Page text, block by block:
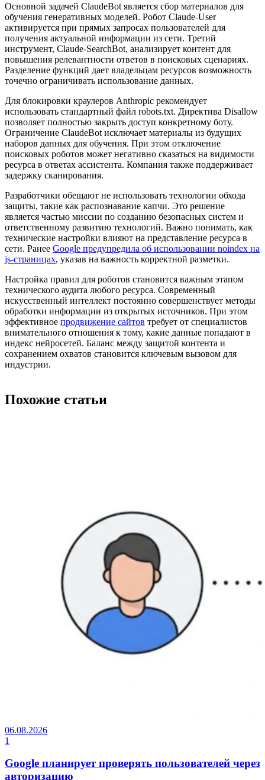
Основной задачей ClaudeBot является сбор материалов для
обучения генеративных моделей. Робот Claude-User
активируется при прямых запросах пользователей для
получения актуальной информации из сети. Третий
инструмент, Claude-SearchBot, анализирует контент для
повышения релевантности ответов в поисковых сценариях.
Разделение функций дает владельцам ресурсов возможность
точечно ограничивать использование данных.
Для блокировки краулеров Anthropic рекомендует
использовать стандартный файл robots.txt. Директива Disallow
позволяет полностью закрыть доступ конкретному боту.
Ограничение ClaudeBot исключает материалы из будущих
наборов данных для обучения. При этом отключение
поисковых роботов может негативно сказаться на видимости
ресурса в ответах ассистента. Компания также поддерживает
задержку сканирования.
Разработчики обещают не использовать технологии обхода
защиты, такие как распознавание капчи. Это решение
является частью миссии по созданию безопасных систем и
ответственному развитию технологий. Важно понимать, как
технические настройки влияют на представление ресурса в
сети. Ранее Google предупредила об использовании noindex на
js-страницах, указав на важность корректной разметки.
Настройка правил для роботов становится важным этапом
технического аудита любого ресурса. Современный
искусственный интеллект постоянно совершенствует методы
обработки информации из открытых источников. При этом
эффективное продвижение сайтов требует от специалистов
внимательного отношения к тому, какие данные попадают в
индекс нейросетей. Баланс между защитой контента и
сохранением охватов становится ключевым вызовом для
индустрии.
Похожие статьи
06.08.2026
1
Google планирует проверять пользователей через
авторизацию